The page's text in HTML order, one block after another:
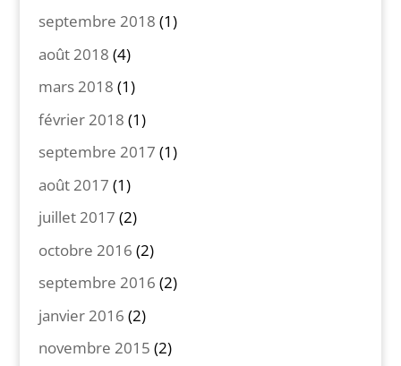
septembre 2018 (1)
août 2018 (4)
mars 2018 (1)
février 2018 (1)
septembre 2017 (1)
août 2017 (1)
juillet 2017 (2)
octobre 2016 (2)
septembre 2016 (2)
janvier 2016 (2)
novembre 2015 (2)